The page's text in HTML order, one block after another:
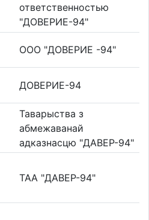
ответственностью
"ДОВЕРИЕ-94"
ООО "ДОВЕРИЕ -94"
ДОВЕРИЕ-94
Таварыства з
абмежаванай
адказнасцю "ДАВЕР-94"
ТАА "ДАВЕР-94"